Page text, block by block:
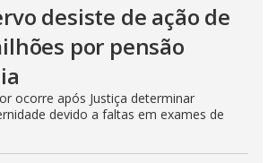
desiste de ação de
por pensão
ocorre após Justiça determinar
devido a faltas em exames de